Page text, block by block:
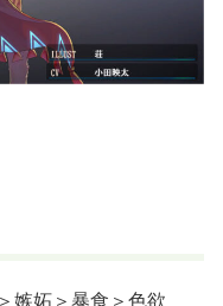
嫉妬＞暴食＞色欲